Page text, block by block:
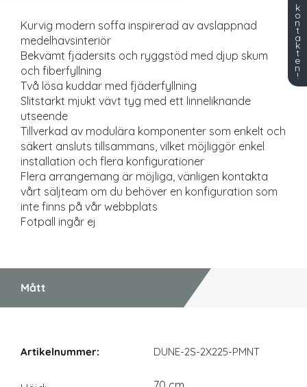
Kurvig modern soffa inspirerad av avslappnad
medelhavsinteriör
Bekvämt fjädersits och ryggstöd med djup skum
och fiberfyllning
Två lösa kuddar med fjäderfyllning
Slitstarkt mjukt vävt tyg med ett linneliknande
utseende
Tillverkad av modulära komponenter som enkelt och
säkert ansluts tillsammans, vilket möjliggör enkel
installation och flera konfigurationer
Flera arrangemang är möjliga, vänligen kontakta
vårt säljteam om du behöver en konfiguration som
inte finns på vår webbplats
Fotpall ingår ej
Mått
DUNE-2S-2X225-PMNT
k
o
n
t
a
k
t
e
n
!